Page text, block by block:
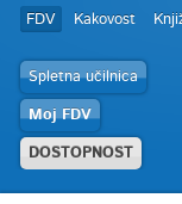
FDV Kakovost
Spletna učilnica
Moj FDV
DOSTOPNOST